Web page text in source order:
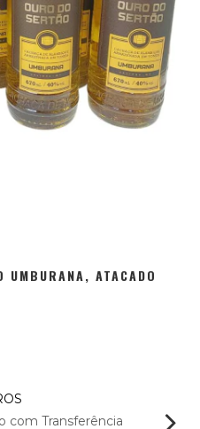
UMBURANA, ATACADO
com Transferência